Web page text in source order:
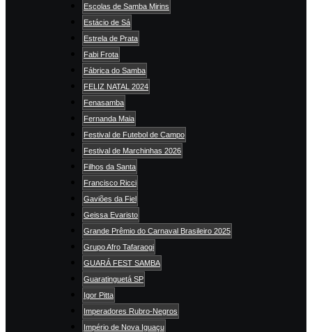
Escolas de Samba Mirins
Estácio de Sá
Estrela de Prata
Fabi Frota
Fábrica do Samba
FELIZ NATAL 2024
Fenasamba
Fernanda Maia
Festival de Futebol de Campo
Festival de Marchinhas 2026
Filhos da Santa
Francisco Ricci
Gaviões da Fiel
Geissa Evaristo
Grande Prêmio do Carnaval Brasileiro 2025
Grupo Afro Tafaraogi
GUARÁ FEST SAMBA
Guaratinguetá SP
Igor Pitta
Imperadores Rubro-Negros
Império de Nova Iguaçu